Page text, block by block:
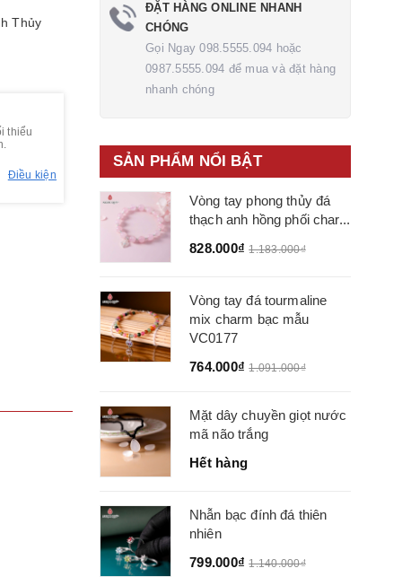
Thủy
thiểu
Điều kiện
ĐẶT HÀNG ONLINE NHANH
CHÓNG
Gọi Ngay 098.5555.094 hoặc
0987.5555.094 để mua và đặt hàng
nhanh chóng
SẢN PHẨM NỔI BẬT
Vòng tay phong thủy đá
thạch anh hồng phối char...
828.000₫ 1.183.000₫
Vòng tay đá tourmaline
mix charm bạc mẫu
VC0177
764.000₫ 1.091.000₫
Mặt dây chuyền giọt nước
mã não trắng
Hết hàng
Nhẫn bạc đính đá thiên
nhiên
799.000₫ 1.140.000₫